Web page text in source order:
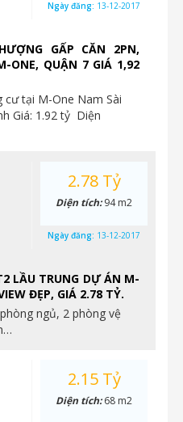
GẤP CĂN 2PN,
ONE, QUẬN 7 GIÁ 1,92
cư tại M-One Nam Sài
Giá: 1.92 tỷ Diện
Ngày đăng: 13-12-2017
LẦU TRUNG DỰ ÁN M-
ĐẸP, GIÁ 2.78 TỶ.
ngủ, 2 phòng vệ
2.78 Tỷ
Diện tích:94 m2
Ngày đăng: 13-12-2017
2.15 Tỷ
Diện tích:68 m2